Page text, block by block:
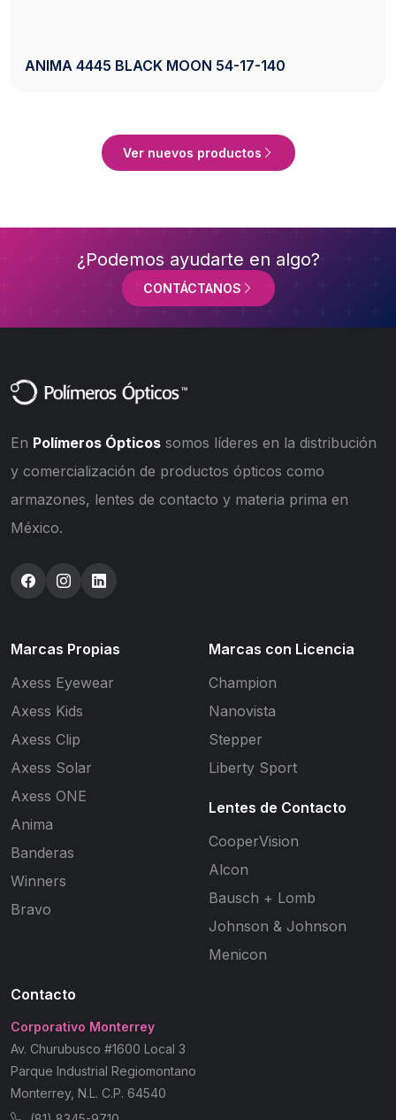
AXESS 2742 BLACK 50-20-140
Ver nuevos productos
¿Podemos ayudarte en algo?
CONTÁCTANOS
En Polímeros Ópticos somos líderes en la distribución
y comercialización de productos ópticos como
armazones, lentes de contacto y materia prima en
México.
Marcas Propias
Axess Eyewear
Axess Kids
Axess Clip
Axess Solar
Axess ONE
Anima
Banderas
Winners
Bravo
Marcas con Licencia
Champion
Nanovista
Stepper
Liberty Sport
Lentes de Contacto
CooperVision
Alcon
Bausch + Lomb
Johnson & Johnson
Menicon
Contacto
Corporativo Monterrey
Av. Churubusco #1600 Local 3
Parque Industrial Regiomontano
Monterrey, N.L. C.P. 64540